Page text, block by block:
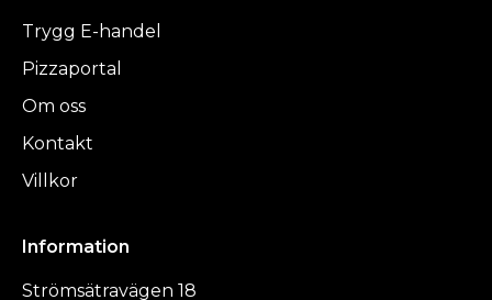
Trygg E-handel
Pizzaportal
Om oss
Kontakt
Villkor
Information
Strömsätravägen 18